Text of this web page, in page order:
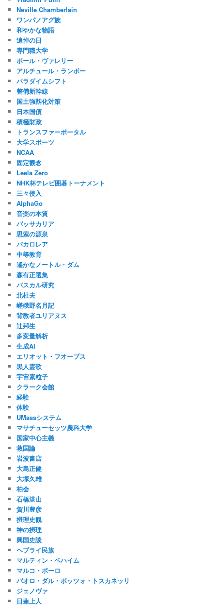
Neville Chamberlain
ワンパノアグ族
和やかな物語
追悼の日
専門職大学
ポール・ヴァレリー
アルチュール・ランボー
パラダイムシフト
整備新幹線
国土強靱化対策
日本国債
積極財政
トランスファーポータル
大学スポーツ
NCAA
固定観念
Leela Zero
NHK杯テレビ囲碁トーナメント
三々侵入
AlphaGo
音楽の本質
パッサカリア
思索の源泉
バカロレア
中等教育
遙かなノートル・ダム
森有正選集
パスカル研究
北杜夫
嵯峨野名月記
背教者ユリアヌス
辻邦生
多変量解析
生成AI
エリオット・フオーブス
黒人霊歌
宇宙素粒子
クラーク会館
経験
体験
UMassシステム
マサチューセッツ農科大学
国家中心主義
救国論
岩波書店
大島正健
大塚久雄
柏会
石橋湛山
賀川豊彦
摂理史観
神の摂理
興国史談
ヘブライ民族
マルティン・ベハイム
マルコ・ポーロ
パオロ・ダル・ポッツォ・トスカネッリ
ジェノヴァ
日蓮上人